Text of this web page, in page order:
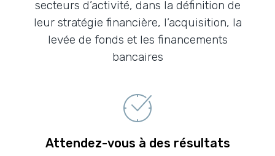
secteurs d’activité, dans la définition de
leur stratégie financière, l’acquisition, la
levée de fonds et les financements
bancaires
Attendez-vous à des résultats